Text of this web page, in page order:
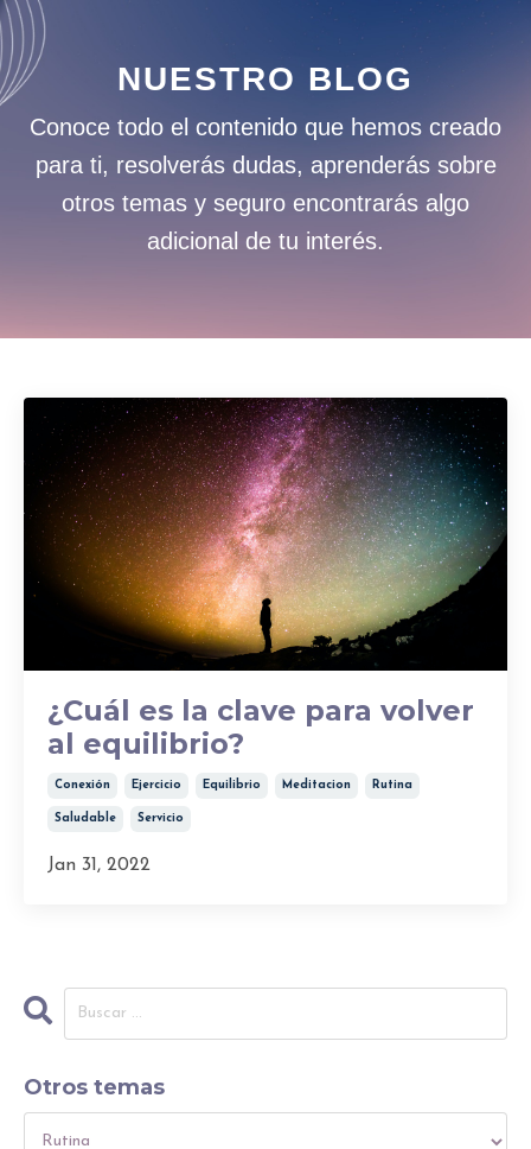
NUESTRO BLOG
Conoce todo el contenido que hemos creado
para ti, resolverás dudas, aprenderás sobre
otros temas y seguro encontrarás algo
adicional de tu interés.
¿Cuál es la clave para volver
al equilibrio?
Conexión Ejercicio Equilibrio Meditacion Rutina
Saludable Servicio
Jan 31, 2022
Otros temas